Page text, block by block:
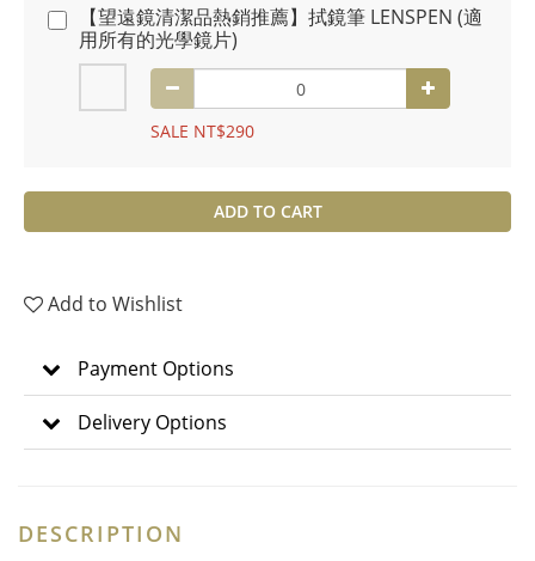
【望遠鏡清潔品熱銷推薦】拭鏡筆 LENSPEN (適
用所有的光學鏡片)
SALE NT$290
ADD TO CART
Add to Wishlist
Payment Options
Delivery Options
DESCRIPTION